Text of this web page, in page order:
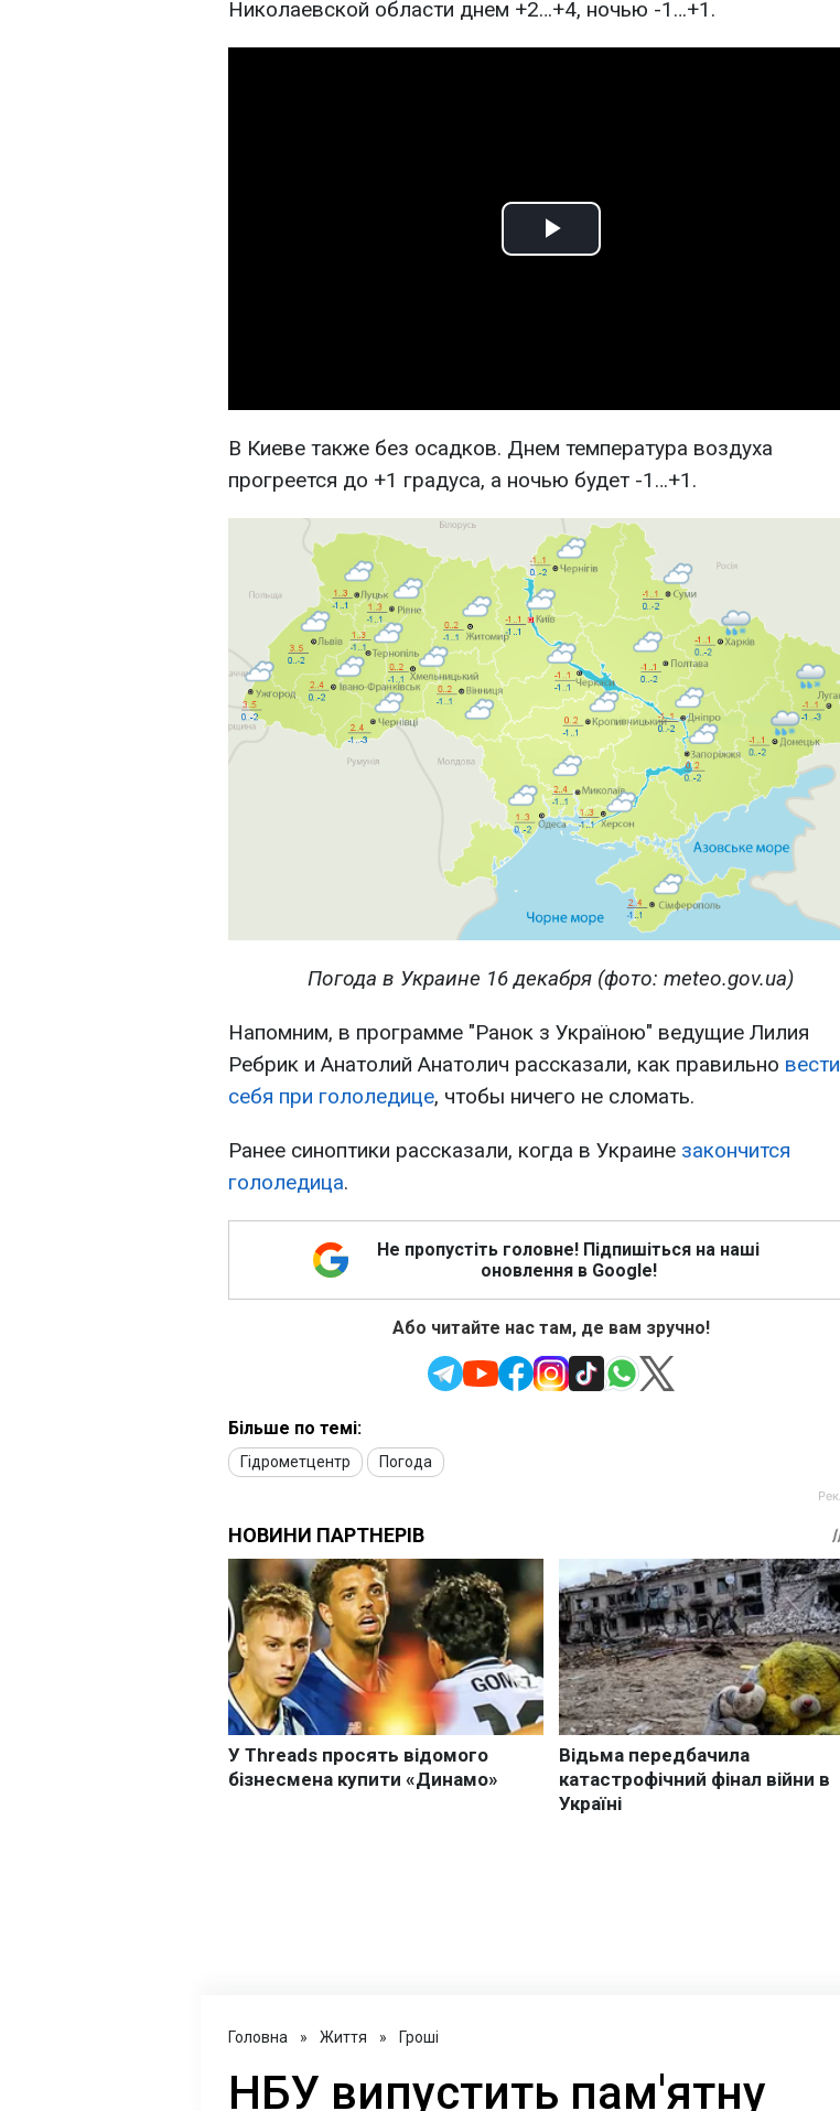
Николаевской области днем +2…+4, ночью -1…+1.
Play
В Киеве также без осадков. Днем температура воздуха
прогреется до +1 градуса, а ночью будет -1…+1.
Погода в Украине 16 декабря (фото: meteo.gov.ua)
Напомним, в программе "Ранок з Україною" ведущие Лилия
Ребрик и Анатолий Анатолич рассказали, как правильно вести
себя при гололедице, чтобы ничего не сломать.
Ранее синоптики рассказали, когда в Украине закончится
гололедица.
Не пропустіть головне! Підпишіться на наші
оновлення в Google!
Або читайте нас там, де вам зручно!
Більше по темі:
Гідрометцентр Погода
Головна » Життя » Гроші
НБУ випустить пам'ятну